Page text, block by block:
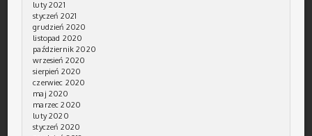
luty 2021
styczeń 2021
grudzień 2020
listopad 2020
październik 2020
wrzesień 2020
sierpień 2020
czerwiec 2020
maj 2020
marzec 2020
luty 2020
styczeń 2020